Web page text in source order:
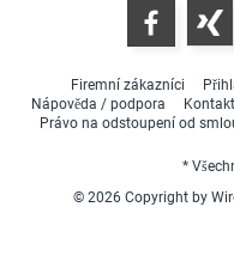
Firemní zákazníci
Nápověda / podpora
Kontakt
Právo na odstoupení od
*
© 2026 Copyright by